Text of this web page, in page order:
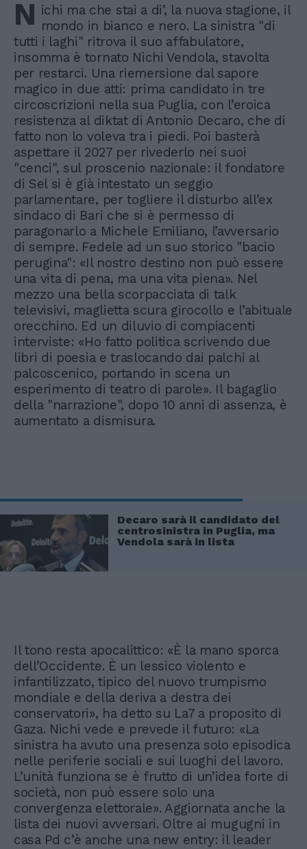
N ichi ma che stai a di’, la nuova stagione, il
mondo in bianco e nero. La sinistra "di
tutti i laghi" ritrova il suo affabulatore,
insomma è tornato Nichi Vendola, stavolta
per restarci. Una riemersione dal sapore
magico in due atti: prima candidato in tre
circoscrizioni nella sua Puglia, con l’eroica
resistenza al diktat di Antonio Decaro, che di
fatto non lo voleva tra i piedi. Poi basterà
aspettare il 2027 per rivederlo nei suoi
"cenci", sul proscenio nazionale: il fondatore
di Sel si è già intestato un seggio
parlamentare, per togliere il disturbo all’ex
sindaco di Bari che si è permesso di
paragonarlo a Michele Emiliano, l’avversario
di sempre. Fedele ad un suo storico "bacio
perugina": «Il nostro destino non può essere
una vita di pena, ma una vita piena». Nel
mezzo una bella scorpacciata di talk
televisivi, maglietta scura girocollo e l’abituale
orecchino. Ed un diluvio di compiacenti
interviste: «Ho fatto politica scrivendo due
libri di poesia e traslocando dai palchi al
palcoscenico, portando in scena un
esperimento di teatro di parole». Il bagaglio
della "narrazione", dopo 10 anni di assenza, è
aumentato a dismisura.
Decaro sarà il candidato del
centrosinistra in Puglia, ma
Vendola sarà in lista
Il tono resta apocalittico: «È la mano sporca
dell’Occidente. È un lessico violento e
infantilizzato, tipico del nuovo trumpismo
mondiale e della deriva a destra dei
conservatori», ha detto su La7 a proposito di
Gaza. Nichi vede e prevede il futuro: «La
sinistra ha avuto una presenza solo episodica
nelle periferie sociali e sui luoghi del lavoro.
L’unità funziona se è frutto di un’idea forte di
società, non può essere solo una
convergenza elettorale». Aggiornata anche la
lista dei nuovi avversari. Oltre ai mugugni in
casa Pd c’è anche una new entry: il leader